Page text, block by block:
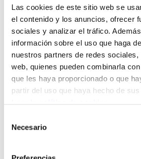
Las cookies de este sitio web se
el contenido y los anuncios, ofrecer
sociales y analizar el tráfico.
información sobre el uso que haga
nuestros partners de redes
web, quienes pueden combinarla
que les haya proporcionado o que
partir del uso que haya hecho de
Necesario
Gobierno de EAJ-PNV. No
el mismo partido en la
Foral está realizando las
Elkarkidetza (EPSV de
trabajadoras de
Diputaciones) mientras que se
vez a realizar las aportaciones
Es mentira que no haya
Urkullu prefiere destinar
cosas, por ejemplo a